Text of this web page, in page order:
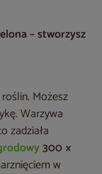
– stworzysz
Możesz
Warzywa
zadziała
300 ×
w